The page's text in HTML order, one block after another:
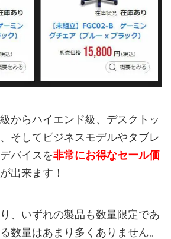
からハイエンド級、デスクトッ
そしてビジネスモデルやタブレ
バイスを非常にお得なセール価
出来ます！
、いずれの製品も数量限定であ
数量はあまり多くありません。